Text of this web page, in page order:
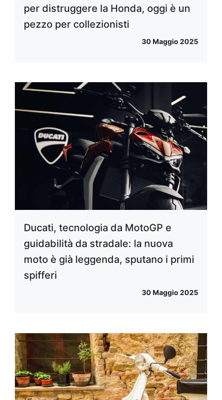
per distruggere la Honda, oggi è un
pezzo per collezionisti
30 Maggio 2025
Ducati, tecnologia da MotoGP e
guidabilità da stradale: la nuova
moto è già leggenda, sputano i primi
spifferi
30 Maggio 2025